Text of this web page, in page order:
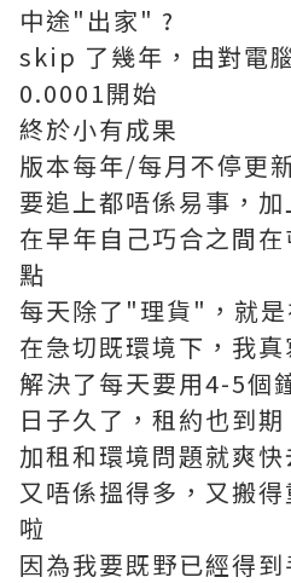
中途"出家" ?
skip 了幾年，由對電
0.0001開始
終於小有成果
版本每年/每月不停更
要追上都唔係易事，
在早年自己巧合之間
點
每天除了"理貨"，就
在急切既環境下，我
解決了每天要用4-5個
日子久了，租約也到期
加租和環境問題就爽
又唔係搵得多，又搬
啦
因為我要既野已經得